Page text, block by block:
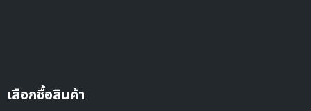
เลือกซื้อสินค้า